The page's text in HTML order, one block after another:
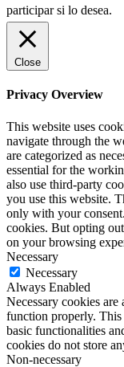
participar si lo desea.
Close
Privacy Overview
This website uses
navigate through the
are categorized as
essential for the
also use third-party
you use this website.
only with your
cookies. But opting
on your browsing
Necessary
Necessary
Always Enabled
Necessary cookies
function properly. This
basic functionalities
cookies do not store
Non-necessary